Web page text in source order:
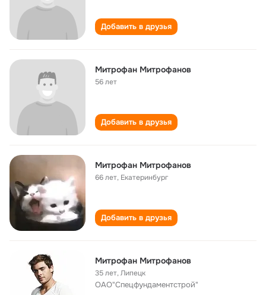
Добавить в друзья
Митрофан Митрофанов
56 лет
Добавить в друзья
Митрофан Митрофанов
66 лет, Екатеринбург
Добавить в друзья
Митрофан Митрофанов
35 лет,Липецк
ОАО"Спецфундаментстрой"